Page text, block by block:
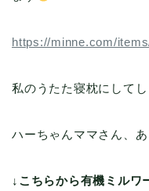
https://minne.com/
私のうたた寝枕にして
ハーちゃんママさん、
↓こちらから有機ミルワ